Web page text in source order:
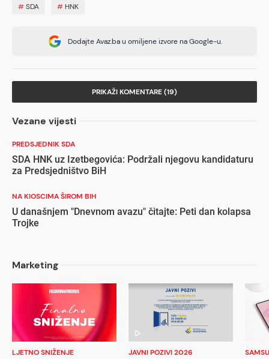
#SDA # HNK
Dodajte Avaz.ba u omiljene izvore na Google-u.
PRIKAŽI KOMENTARE (19)
Vezane vijesti
PREDSJEDNIK SDA
SDA HNK uz Izetbegovića: Podržali njegovu kandidaturu
za Predsjedništvo BiH
NA KIOSCIMA ŠIROM BIH
U današnjem "Dnevnom avazu" čitajte: Peti dan kolapsa
Trojke
Marketing
LJETNO SNIŽENJE JAVNI POZIVI 2026